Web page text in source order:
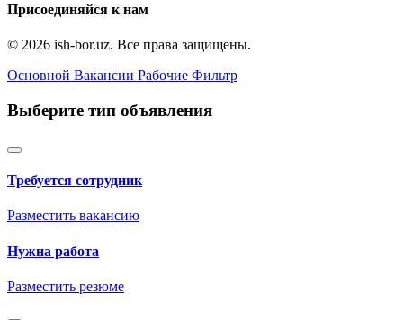
Присоединяйся к нам
© 2026 ish-bor.uz. Все права защищены.
Основной Вакансии Рабочие Фильтр
Выберите тип объявления
Требуется сотрудник
Разместить вакансию
Нужна работа
Разместить резюме